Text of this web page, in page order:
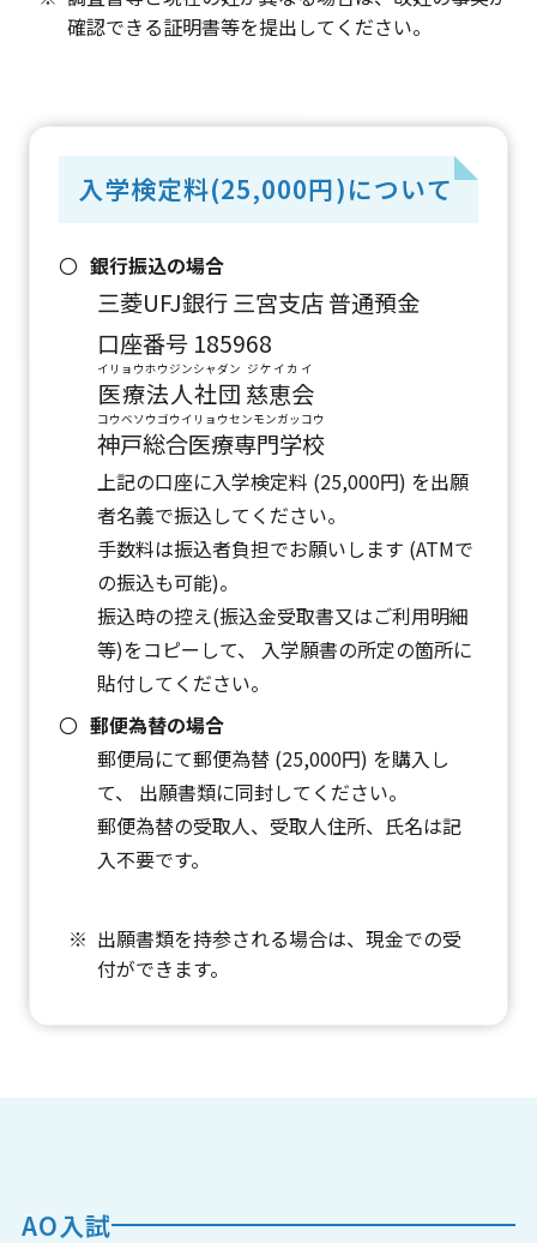
確認できる証明書等を提出してください。
入学検定料(25,000円)について
銀行振込の場合
三菱UFJ銀行 三宮支店 普通預金
口座番号 185968
医療法人社団
イリョウホウジンシャダン
慈恵会
ジケイカイ
神戸総合医療専門学校
コウベソウゴウイリョウセンモンガッコウ
上記の口座に入学検定料 (25,000円) を出願
者名義で振込してください。
手数料は振込者負担でお願いします (ATMで
の振込も可能)。
振込時の控え(振込金受取書又はご利用明細
等)をコピーして、 入学願書の所定の箇所に
貼付してください。
郵便為替の場合
郵便局にて郵便為替 (25,000円) を購入し
て、 出願書類に同封してください。
郵便為替の受取人、受取人住所、氏名は記
入不要です。
出願書類を持参される場合は、現金での受
付ができます。
AO入試